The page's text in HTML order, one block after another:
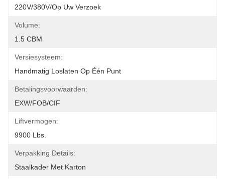
220V/380V/op Uw Verzoek
Volume:
1.5 CBM
Versiesysteem:
Handmatig Loslaten Op Één Punt
Betalingsvoorwaarden:
EXW/FOB/CIF
Liftvermogen:
9900 Lbs.
Verpakking Details:
Staalkader Met Karton